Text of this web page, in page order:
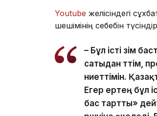
Youtube желісіндегі
шешімінің себебін
– Бұл істі өзім
сатыдан өттім,
ниеттімін.
Егер ертең бұл
бас тартты»